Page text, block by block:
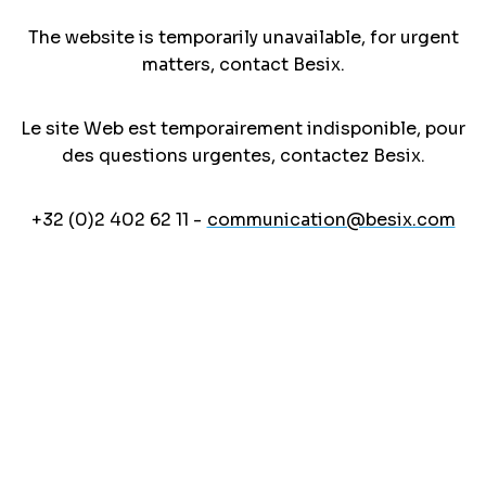
The website is temporarily unavailable, for urgent
matters, contact Besix.
Le site Web est temporairement indisponible, pour
des questions urgentes, contactez Besix.
+32 (0)2 402 62 11 - communication@besix.com